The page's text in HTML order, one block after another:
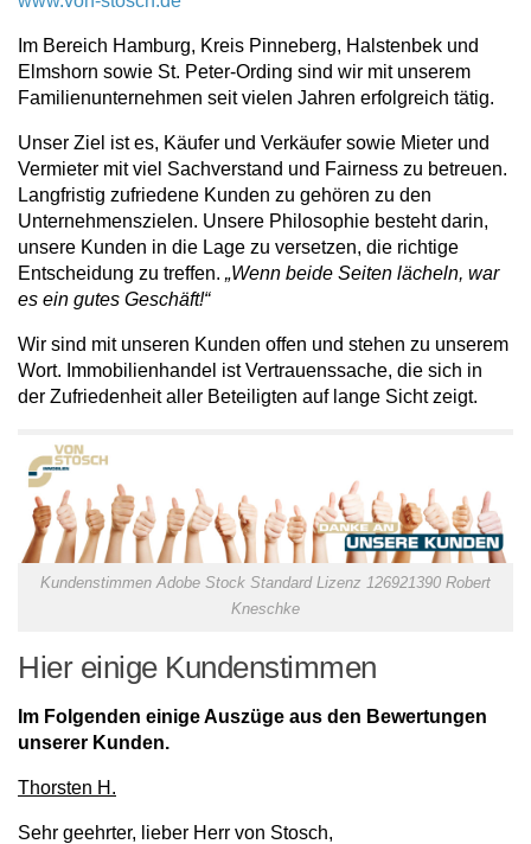
Im Bereich Hamburg, Kreis Pinneberg, Halstenbek und
Elmshorn sowie St. Peter-Ording sind wir mit unserem
Familienunternehmen seit vielen Jahren erfolgreich tätig.
Unser Ziel ist es, Käufer und Verkäufer sowie Mieter und
Vermieter mit viel Sachverstand und Fairness zu betreuen.
Langfristig zufriedene Kunden zu gehören zu den
Unternehmenszielen. Unsere Philosophie besteht darin,
unsere Kunden in die Lage zu versetzen, die richtige
Entscheidung zu treffen. „Wenn beide Seiten lächeln, war
es ein gutes Geschäft!“
Wir sind mit unseren Kunden offen und stehen zu unserem
Wort. Immobilienhandel ist Vertrauenssache, die sich in
der Zufriedenheit aller Beteiligten auf lange Sicht zeigt.
Kundenstimmen Adobe Stock Standard Lizenz 126921390 Robert
Kneschke
Hier einige Kundenstimmen
Im Folgenden einige Auszüge aus den Bewertungen
unserer Kunden.
Thorsten H.
Sehr geehrter, lieber Herr von Stosch,